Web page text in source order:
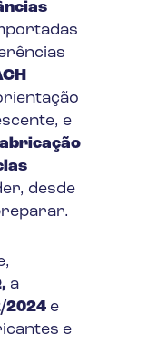
e
desde
a
2024 e
e